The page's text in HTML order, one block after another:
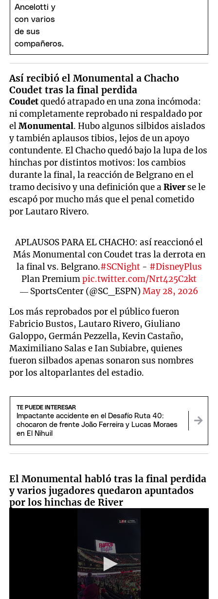
Así recibió el Monumental a Chacho
Coudet tras la final perdida
Coudetquedó atrapado en una zona incómoda:
ni completamente reprobado ni respaldado por
elMonumental. Hubo algunos silbidos aislados
y también aplausos tibios, lejos de un apoyo
contundente. El Chacho quedó bajo la lupa de los
hinchas por distintos motivos: los cambios
durante la final, la reacción de Belgrano en el
tramo decisivo y una definición que aRiver se le
escapó por mucho más que el penal cometido
por Lautaro Rivero.
APLAUSOS PARA EL CHACHO: así reaccionó el
Más Monumental con Coudet tras la derrota en
la final vs. Belgrano.#SCNight- #DisneyPlus
Plan Premiumpic.twitter.com/Nrt425C2kt
— SportsCenter (@SC_ESPN)May 28, 2026
Los más reprobados por el público fueron
Fabricio Bustos, Lautaro Rivero, Giuliano
Galoppo, Germán Pezzella, Kevin Castaño,
Maximiliano Salas e Ian Subiabre, quienes
fueron silbados apenas sonaron sus nombres
por los altoparlantes del estadio.
TE PUEDE INTERESAR
Impactante accidente en el Desafío Ruta 40:
chocaron de frente João Ferreira y Lucas Moraes
en El Nihuil
El Monumental habló tras la final perdida
y varios jugadores quedaron apuntados
por los hinchas de River